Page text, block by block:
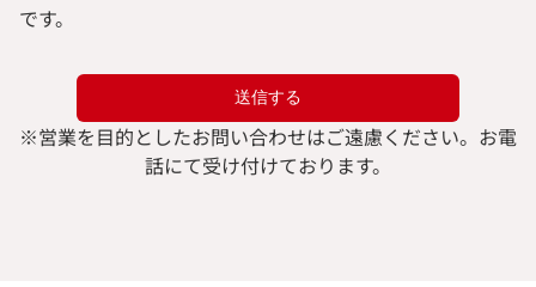
です。
※営業を目的としたお問い合わせはご遠慮ください。 お電
話にて受け付けております。